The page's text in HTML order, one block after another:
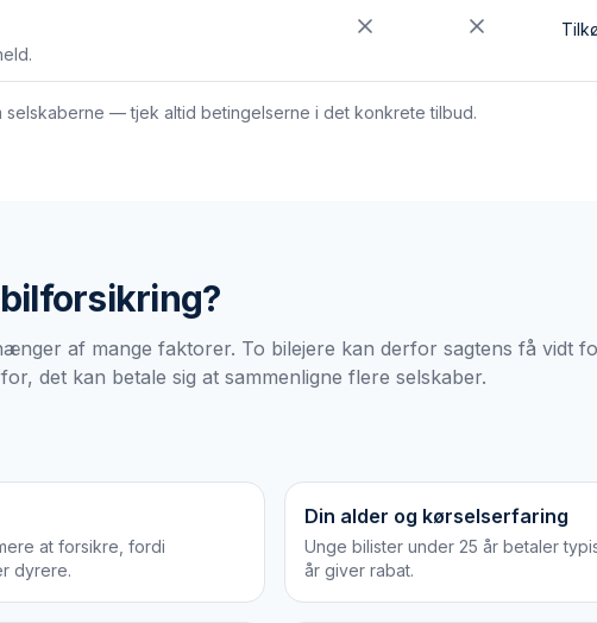
— tjek altid betingelserne i det konkrete tilbud.
bilforsikring?
af mange faktorer. To bilejere kan derfor sagtens få vidt
det kan betale sig at sammenligne flere selskaber.
at forsikre, fordi
dyrere.
Din alder og kørselserfaring
Unge bilister under 25 år betaler
år giver rabat.